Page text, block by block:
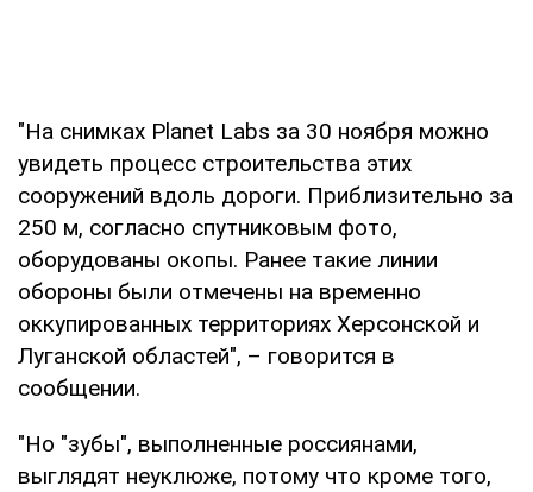
"На снимках Planet Labs за 30 ноября можно
увидеть процесс строительства этих
сооружений вдоль дороги. Приблизительно за
250 м, согласно спутниковым фото,
оборудованы окопы. Ранее такие линии
обороны были отмечены на временно
оккупированных территориях Херсонской и
Луганской областей", – говорится в
сообщении.
"Но "зубы", выполненные россиянами,
выглядят неуклюже, потому что кроме того,